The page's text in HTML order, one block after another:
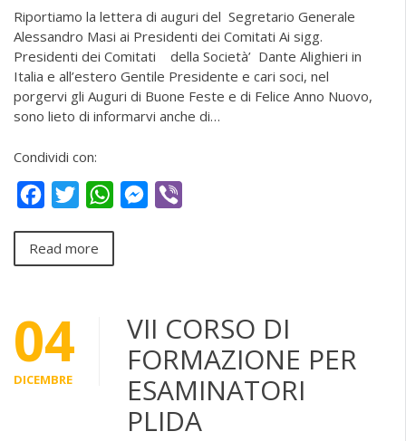
Riportiamo la lettera di auguri del Segretario Generale
Alessandro Masi ai Presidenti dei Comitati Ai sigg.
Presidenti dei Comitati della Società’ Dante Alighieri in
Italia e all’estero Gentile Presidente e cari soci, nel
porgervi gli Auguri di Buone Feste e di Felice Anno Nuovo,
sono lieto di informarvi anche di…
Condividi con:
FacebookTwitterWhatsAppMessenger
Read more
04
DICEMBRE
VII CORSO DI
FORMAZIONE PER
ESAMINATORI
PLIDA